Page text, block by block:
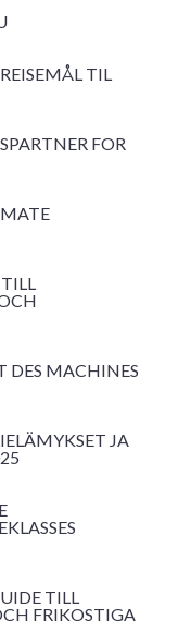
TIL
FOR
DES MACHINES
JA
TILL
FRIKOSTIGA